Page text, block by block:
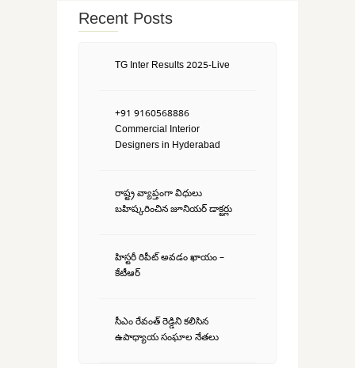
Recent Posts
TG Inter Results 2025-Live
+91 9160568886
Commercial Interior
Designers in Hyderabad
రాష్ట్ర వ్యాప్తంగా విధులు
బహిష్కరించిన జూనియర్ డాక్టర్లు
హిస్టరీ రిపీట్ అవడం ఖాయం –
కేటీఆర్
సీఎం రేవంత్ రెడ్డిని కలిసిన
ఉపాధ్యాయ సంఘాల నేతలు